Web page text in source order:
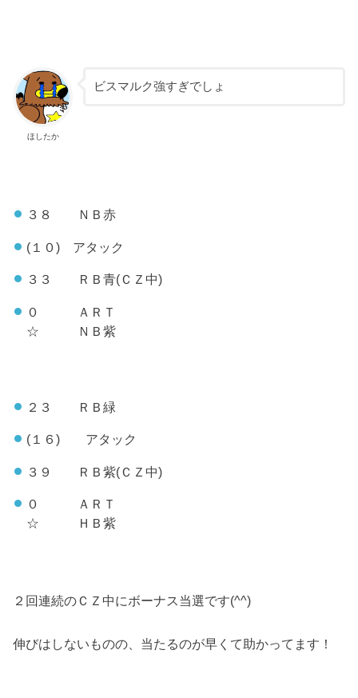
ほしたか
ビスマルク強すぎでしょ
３８ ＮＢ赤
(１０) アタック
３３ ＲＢ青(ＣＺ中)
０ ＡＲＴ
☆ ＮＢ紫
２３ ＲＢ緑
(１６) アタック
３９ ＲＢ紫(ＣＺ中)
０ ＡＲＴ
☆ ＨＢ紫
２回連続のＣＺ中にボーナス当選です(^^)
伸びはしないものの、当たるのが早くて助かってます！